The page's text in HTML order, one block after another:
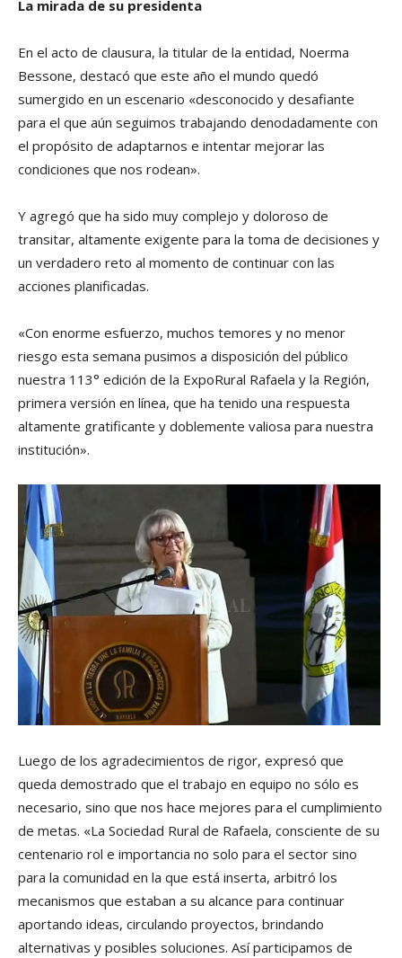
La mirada de su presidenta
En el acto de clausura, la titular de la entidad, Noerma
Bessone, destacó que este año el mundo quedó
sumergido en un escenario «desconocido y desafiante
para el que aún seguimos trabajando denodadamente con
el propósito de adaptarnos e intentar mejorar las
condiciones que nos rodean».
Y agregó que ha sido muy complejo y doloroso de
transitar, altamente exigente para la toma de decisiones y
un verdadero reto al momento de continuar con las
acciones planificadas.
«Con enorme esfuerzo, muchos temores y no menor
riesgo esta semana pusimos a disposición del público
nuestra 113° edición de la ExpoRural Rafaela y la Región,
primera versión en línea, que ha tenido una respuesta
altamente gratificante y doblemente valiosa para nuestra
institución».
Luego de los agradecimientos de rigor, expresó que
queda demostrado que el trabajo en equipo no sólo es
necesario, sino que nos hace mejores para el cumplimiento
de metas. «La Sociedad Rural de Rafaela, consciente de su
centenario rol e importancia no solo para el sector sino
para la comunidad en la que está inserta, arbitró los
mecanismos que estaban a su alcance para continuar
aportando ideas, circulando proyectos, brindando
alternativas y posibles soluciones. Así participamos de